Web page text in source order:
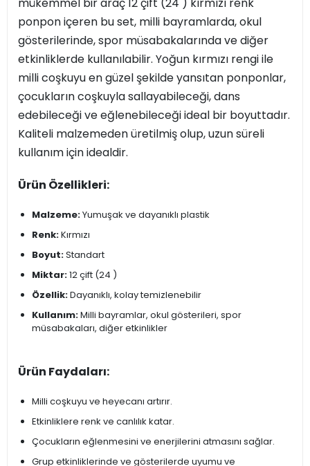
ponpon içeren bu set, milli bayramlarda, okul
gösterilerinde, spor müsabakalarında ve diğer
etkinliklerde kullanılabilir. Yoğun kırmızı rengi ile
milli coşkuyu en güzel şekilde yansıtan ponponlar,
çocukların coşkuyla sallayabileceği, dans
edebileceği ve eğlenebileceği ideal bir boyuttadır.
Kaliteli malzemeden üretilmiş olup, uzun süreli
kullanım için idealdir.
Ürün Özellikleri:
Malzeme:Yumuşak ve dayanıklı plastik
Renk:Kırmızı
Boyut:Standart
Miktar:12 çift (24 )
Özellik:Dayanıklı, kolay temizlenebilir
Kullanım:Milli bayramlar, okul gösterileri, spor
müsabakaları, diğer etkinlikler
Ürün Faydaları:
Milli coşkuyu ve heyecanı artırır.
Etkinliklere renk ve canlılık katar.
Çocukların eğlenmesini ve enerjilerini atmasını sağlar.
Grup etkinliklerinde ve gösterilerde uyumu ve